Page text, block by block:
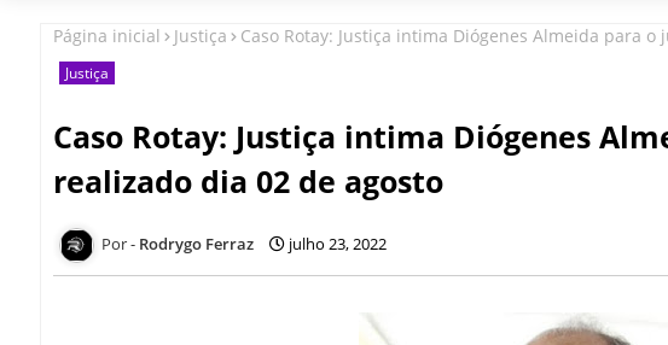
Página inicial Justiça Caso Rotay: Justiça intima Diógenes Almeida para
Justiça
Caso Rotay: Justiça intima Diógenes
realizado dia 02 de agosto
Rodrygo Ferraz julho 23, 2022